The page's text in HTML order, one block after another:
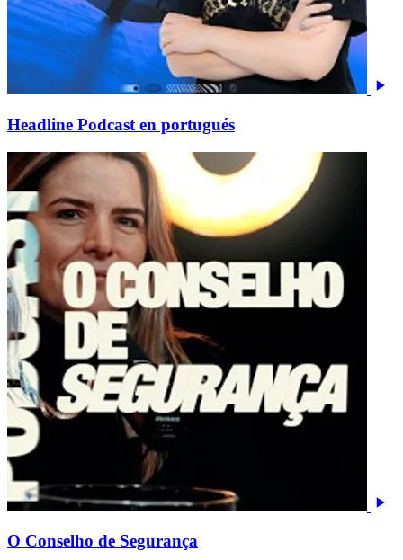
Headline Podcast en portugués
O Conselho de Segurança